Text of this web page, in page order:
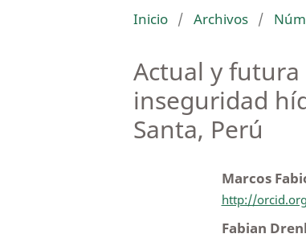
Inicio / Archivos /
Actual y
inseguridad
Santa, Perú
Marcos
http://
Fabian